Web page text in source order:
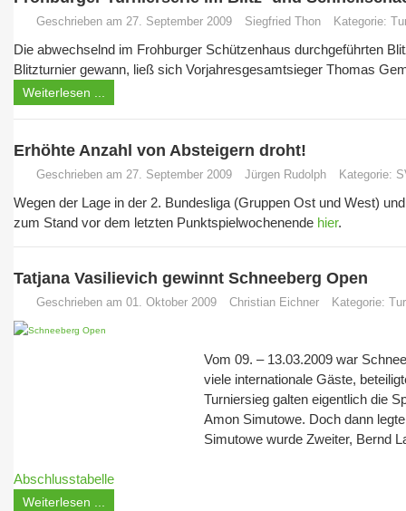
Geschrieben am 27. September 2009 Siegfried Thon Kategorie:
Die abwechselnd im Frohburger Schützenhaus durchgeführten
Blitzturnier gewann, ließ sich Vorjahresgesamtsieger Thomas
Weiterlesen ...
Erhöhte Anzahl von Absteigern droht!
Geschrieben am 27. September 2009 Jürgen Rudolph Kategorie:
Wegen der Lage in der 2. Bundesliga (Gruppen Ost und West)
zum Stand vor dem letzten Punktspielwochenende hier.
Tatjana Vasilievich gewinnt Schneeberg Open
Geschrieben am 01. Oktober 2009 Christian Eichner Kategorie:
Vom 09. – 13.03.2009 war
viele internationale Gäste,
Turniersieg galten eigentlich die
Amon Simutowe. Doch dann
Simutowe wurde Zweiter, Bernd
Abschlusstabelle
Weiterlesen ...